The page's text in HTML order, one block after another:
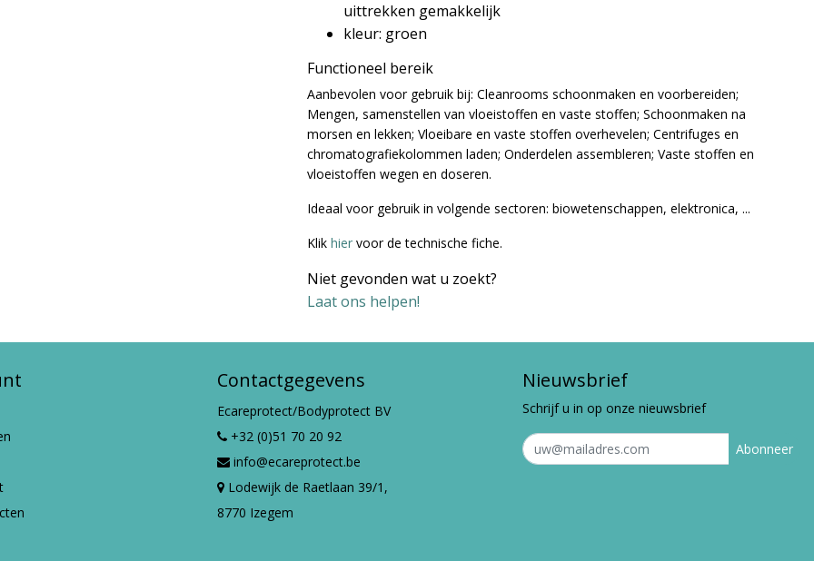
uittrekken gemakkelijk
kleur: groen
Functioneel bereik
Aanbevolen voor gebruik bij: Cleanrooms schoonmaken en voorbereiden;
Mengen, samenstellen van vloeistoffen en vaste stoffen; Schoonmaken na
morsen en lekken; Vloeibare en vaste stoffen overhevelen; Centrifuges en
chromatografiekolommen laden; Onderdelen assembleren; Vaste stoffen en
vloeistoffen wegen en doseren.
Ideaal voor gebruik in volgende sectoren: biowetenschappen, elektronica, ...
Klik hier voor de technische fiche.
Niet gevonden wat u zoekt?
Laat ons helpen!
Contactgegevens
Ecareprotect/Bodyprotect BV
+32 (0)51 70 20 92
info@ecareprotect.be
Lodewijk de Raetlaan 39/1,
8770 Izegem
Nieuwsbrief
Schrijf u in op onze nieuwsbrief
Abonneer